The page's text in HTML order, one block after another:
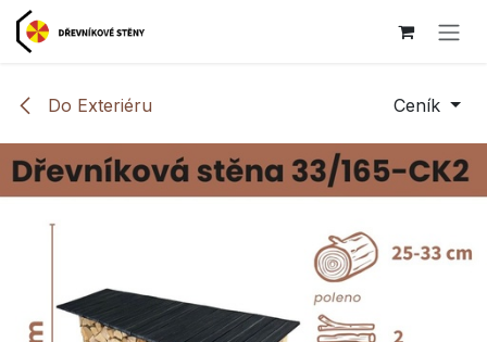
Přejít na obsah
Do Exteriéru Ceník